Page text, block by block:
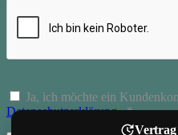
Ja, ich möchte ein
Datenschutzerklärung. *